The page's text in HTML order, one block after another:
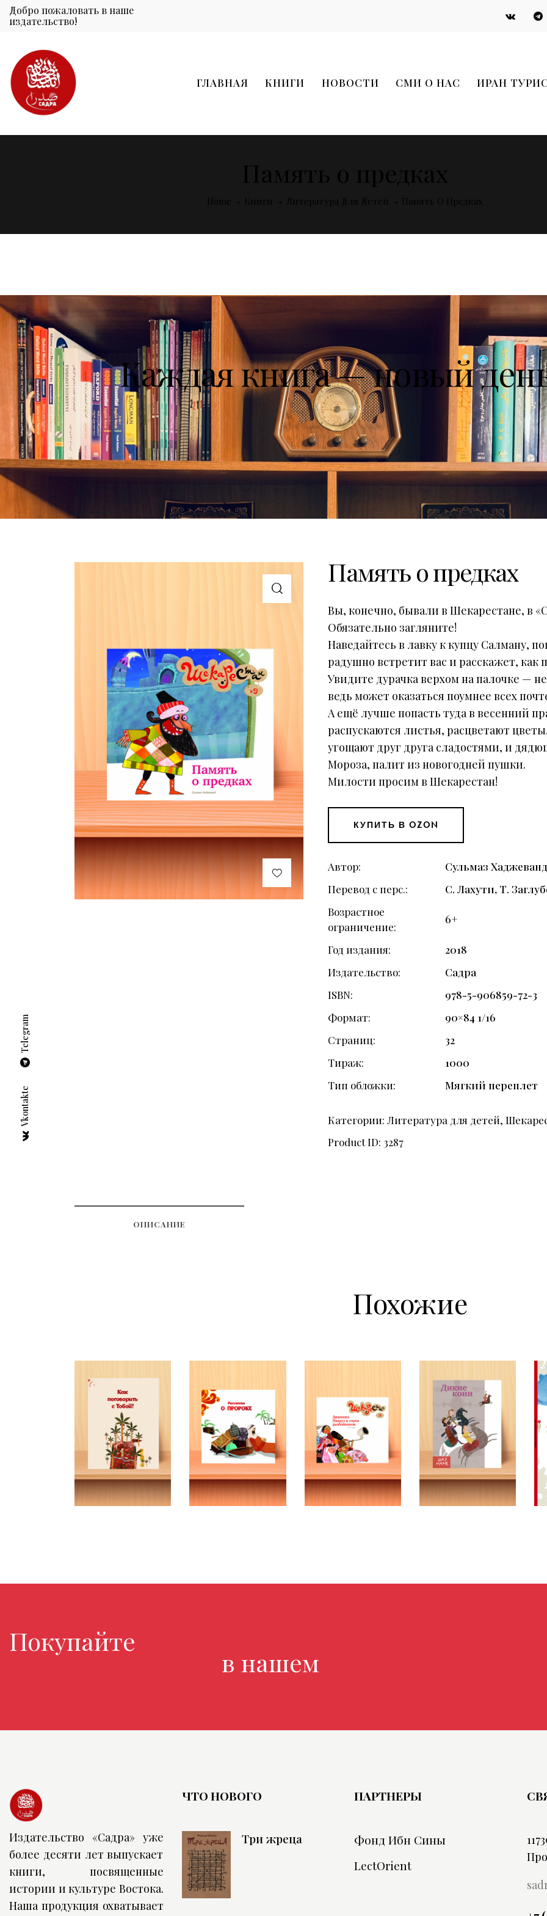
Добро пожаловать в наше
издательство!
ГЛАВНАЯ КНИГИ НОВОСТИ СМИ О НАС ИРАН
Каждая книга — новый
Память о предках
Вы, конечно, бывали в Шекарестане, в
Обязательно загляните!
Наведайтесь в лавку к купцу Салману,
радушно встретит вас и расскажет,
Увидите дурачка верхом на палочке —
ведь может оказаться поумнее всех
А ещё лучше попасть туда в весенний
распускаются листья, расцветают
угощают друг друга сладостями, и
Мороза, палит из новогодней пушки.
Милости просим в Шекарестан!
КУПИТЬ В OZON
Автор
Сульмаз
Перевод с перс.
С. Лахути, Т.
Возрастное
ограничение
6+
Год издания
2018
Издательство
Садра
ISBN
978-5-906859-72-3
Формат
90×84 1/16
Страниц
32
Тираж
1000
Тип обложки
Мягкий переплет
Категории:Литература для детей,
Product ID: 3287
ОПИСАНИЕ
Похожие
Покупайте любимые
в нашем магазин
Издательство «Садра» уже
более десяти лет выпускает
книги, посвященные
истории и культуре Востока.
Наша продукция охватывает
ЧТО НОВОГО
Три жреца
ПАРТНЕРЫ
Фонд Ибн Сины
LectOrient
Vkontakte
Telegram